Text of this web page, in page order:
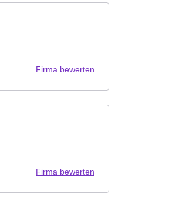
Firma bewerten
Firma bewerten